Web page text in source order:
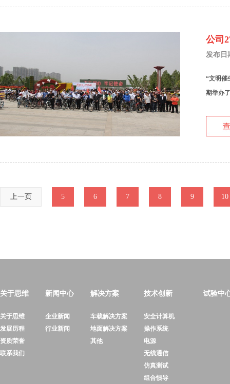
公司
发布日
“文明催
期举办
上一页 5 6 7 8 9 10
关于思维
关于思维
发展历程
资质荣誉
联系我们
新闻中心
企业新闻
行业新闻
解决方案
车载解决方案
地面解决方案
其他
技术创新
安全计算机
操作系统
电源
无线通信
仿真测试
组合惯导
试验中